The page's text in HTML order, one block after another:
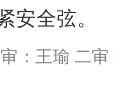
安全弦。
：王瑜 二审